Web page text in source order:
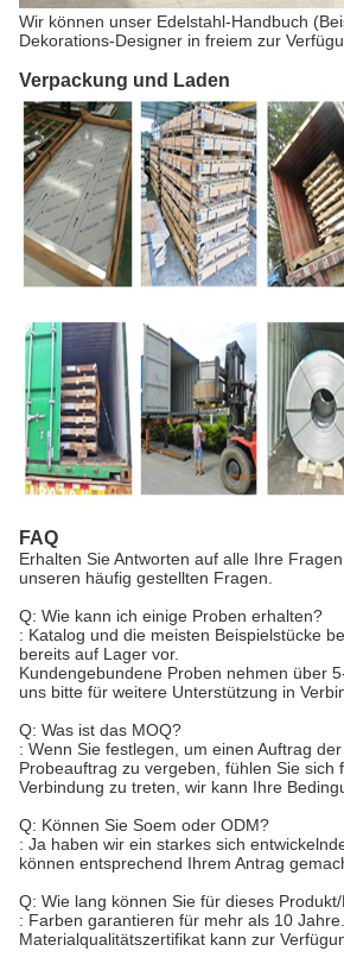
Wir können unser Edelstahl-Handbuch
Dekorations-Designer in freiem zur
Verpackung und Laden
FAQ
Erhalten Sie Antworten auf alle Ihre
unseren häufig gestellten Fragen.
Q: Wie kann ich einige Proben erhalten?
: Katalog und die meisten Beispielstücke
bereits auf Lager vor.
Kundengebundene Proben nehmen über
uns bitte für weitere Unterstützung in
Q: Was ist das MOQ?
: Wenn Sie festlegen, um einen Auftrag
Probeauftrag zu vergeben, fühlen Sie sich
Verbindung zu treten, wir kann Ihre
Q: Können Sie Soem oder ODM?
: Ja haben wir ein starkes sich
können entsprechend Ihrem Antrag
Q: Wie lang können Sie für dieses
: Farben garantieren für mehr als 10
Materialqualitätszertifikat kann zur